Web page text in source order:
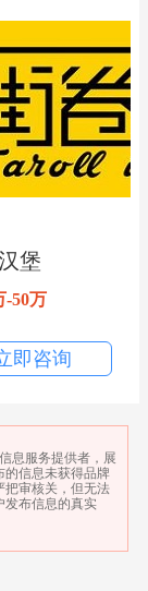
堡
-50万
即咨询
息服务提供者，展
的信息未获得品牌
把审核关，但无法
发布信息的真实